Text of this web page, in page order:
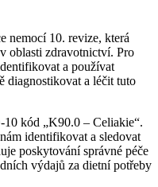
nemocí 10. revize,⁢ která⁤
oblasti ​zdravotnictví. Pro
a používat
⁤diagnostikovat a léčit tuto
kód ​„K90.0 – Celiakie“.
identifikovat ⁢a sledovat
poskytování⁣ správné péče
výdajů za dietní potřeby‌